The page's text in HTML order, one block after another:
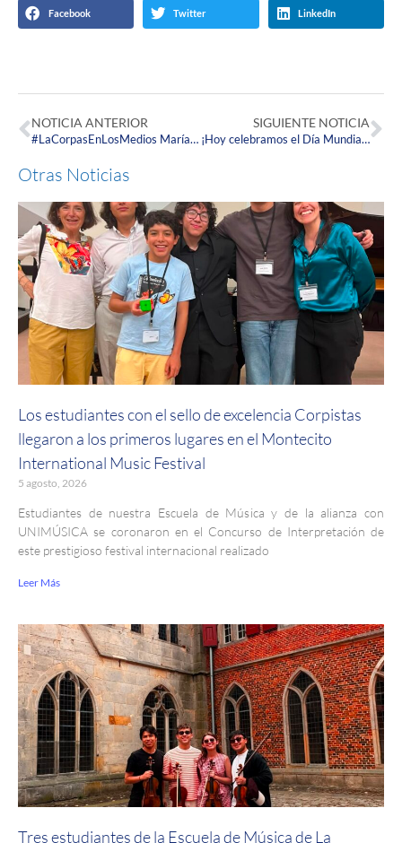
Facebook Twitter LinkedIn
NOTICIA ANTERIOR
#LaCorpasEnLosMedios María Camila Barbosa y Ana Isabel Zorro, Egresadas Corpistas se presentarán con la Orquesta Filarmónica de Bogotá
SIGUIENTE NOTICIA
¡Hoy celebramos el Día Mundial del Agua!
Otras Noticias
Los estudiantes con el sello de excelencia Corpistas
llegaron a los primeros lugares en el Montecito
International Music Festival
5 agosto, 2026
Estudiantes de nuestra Escuela de Música y de la alianza con
UNIMÚSICA se coronaron en el Concurso de Interpretación de
este prestigioso festival internacional realizado
Leer Más
Tres estudiantes de la Escuela de Música de La